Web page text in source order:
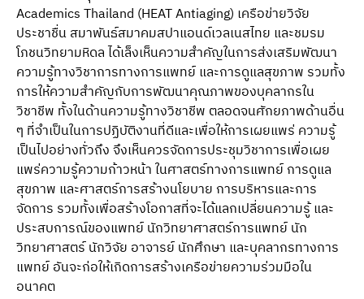
Academics Thailand (HEAT Antiaging) เครือข่ายวิจัย
ประชาชื่น สมาพันธ์สมาคมสปาแอนด์เวลเนสไทย และชมรม
โภชนวิทยามหิดล ได้เล็งเห็นความสําคัญในการส่งเสริมพัฒนา
ความรู้ทางวิชาการทางการแพทย์ และการดูแลสุขภาพ รวมทั้ง
การให้ความสําคัญกับการพัฒนาคุณภาพของบุคลากรใน
วิชาชีพ ทั้งในด้านความรู้ทางวิชาชีพ ตลอดจนศักยภาพด้านอื่น
ๆ ที่จําเป็นในการปฏิบัติงานที่ดีและเพื่อให้การเผยแพร่ ความรู้
เป็นไปอย่างทั่วถึง จึงเห็นควรจัดการประชุมวิชาการเพื่อเผย
แพร่ความรู้ความก้าวหน้า ในศาสตร์ทางการแพทย์ การดูแล
สุขภาพ และศาสตร์การสร้างนโยบาย การบริหารและการ
จัดการ รวมทั้งเพื่อสร้างโอกาสที่จะได้แลกเปลี่ยนความรู้ และ
ประสบการณ์ของแพทย์ นักวิทยาศาสตร์การแพทย์ นัก
วิทยาศาสตร์ นักวิจัย อาจารย์ นักศึกษา และบุคลากรทางการ
แพทย์ อันจะก่อให้เกิดการสร้างเครือข่ายความร่วมมือใน
อนาคต